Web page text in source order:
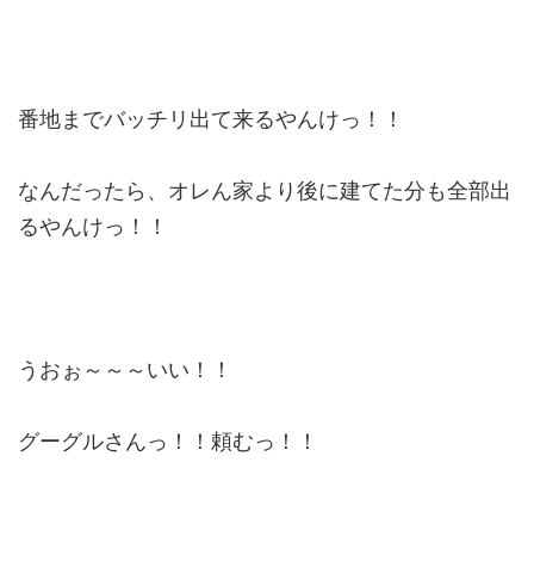
番地までバッチリ出て来るやんけっ！！
なんだったら、オレん家より後に建てた分も全部出
るやんけっ！！
うおぉ～～～いい！！
グーグルさんっ！！頼むっ！！